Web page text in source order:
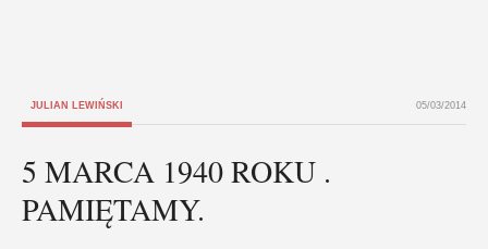
JULIAN LEWIŃSKI 05/03/2014
5 MARCA 1940 ROKU .
PAMIĘTAMY.